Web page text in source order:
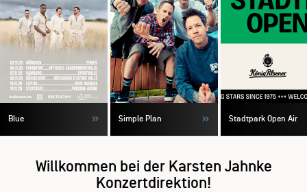
Willkommen bei der Karsten Jahnke
Konzertdirektion!
Blue Simple Plan Stadtpark Open Air